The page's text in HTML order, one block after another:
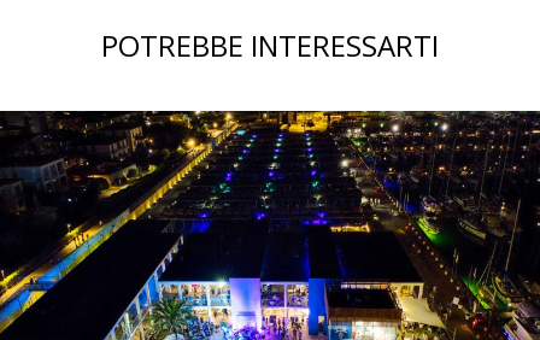
POTREBBE INTERESSARTI